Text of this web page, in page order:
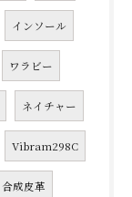
インソール
ワラビー
ネイチャー
Vibram298C
合成皮革